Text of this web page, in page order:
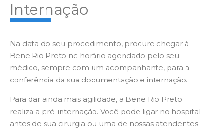
Internação
Na data do seu procedimento, procure chegar à
Bene Rio Preto no horário agendado pelo seu
médico, sempre com um acompanhante, para a
conferência da sua documentação e internação.
Para dar ainda mais agilidade, a Bene Rio Preto
realiza a pré-internação. Você pode ligar no hospital
antes de sua cirurgia ou uma de nossas atendentes